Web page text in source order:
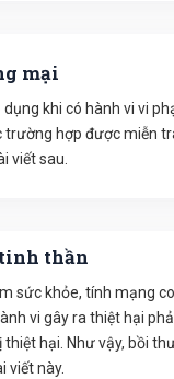
mại
khi có hành vi vi
hợp được miễn
viết sau.
thần
sức khỏe, tính mạng
vi gây ra thiệt hại
hại. Như vậy, bồi
viết này.